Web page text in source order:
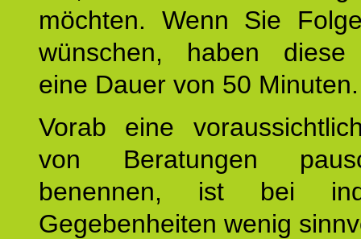
möchten. Wenn Sie
wünschen, haben diese
eine Dauer von 50 Minuten.
Vorab eine
von Beratungen
benennen, ist bei
Gegebenheiten wenig